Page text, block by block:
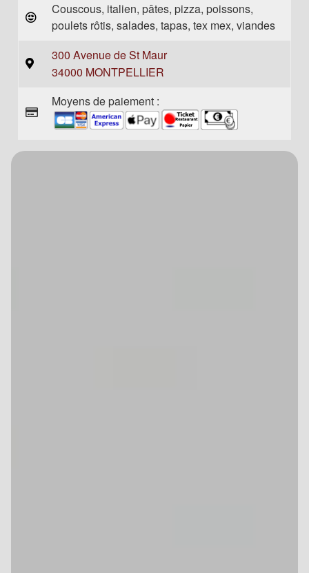
Couscous, italien, pâtes, pizza, poissons,
poulets rôtis, salades, tapas, tex mex, viandes
300 Avenue de St Maur
34000 MONTPELLIER
Moyens de paiement :